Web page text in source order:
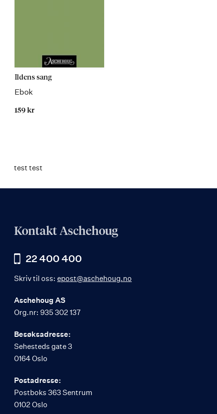
Ildens sang
Ebok
159 kr
test test
Kontakt Aschehoug
22 400 400
Skriv til oss: epost@aschehoug.no
Aschehoug AS
Org.nr: 935 302 137
Besøksadresse:
Sehesteds gate 3
0164 Oslo
Postadresse:
Postboks 363 Sentrum
0102 Oslo